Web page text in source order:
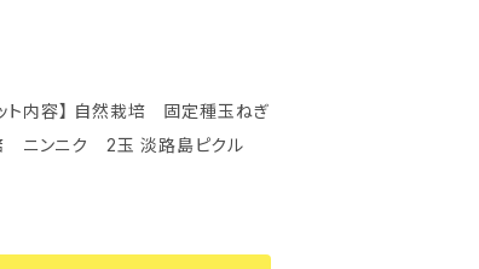
ニンニク 2玉 淡路島ピクル